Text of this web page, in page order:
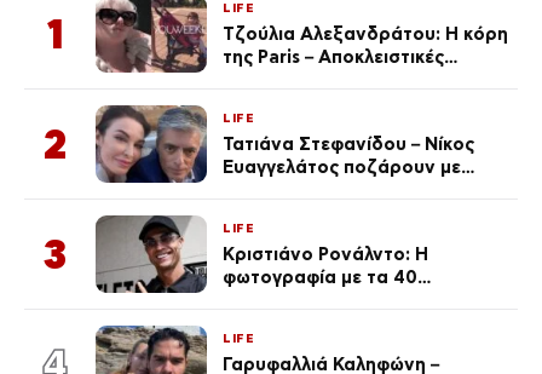
1
LIFE
Τζούλια Αλεξανδράτου: Η κόρη
της Paris – Αποκλειστικές
2
LIFE
Τατιάνα Στεφανίδου – Νίκος
Ευαγγελάτος ποζάρουν με
3
LIFE
Κριστιάνο Ρονάλντο: Η
φωτογραφία με τα 40
εκ. likes
4
LIFE
Γαρυφαλλιά Καληφώνη –